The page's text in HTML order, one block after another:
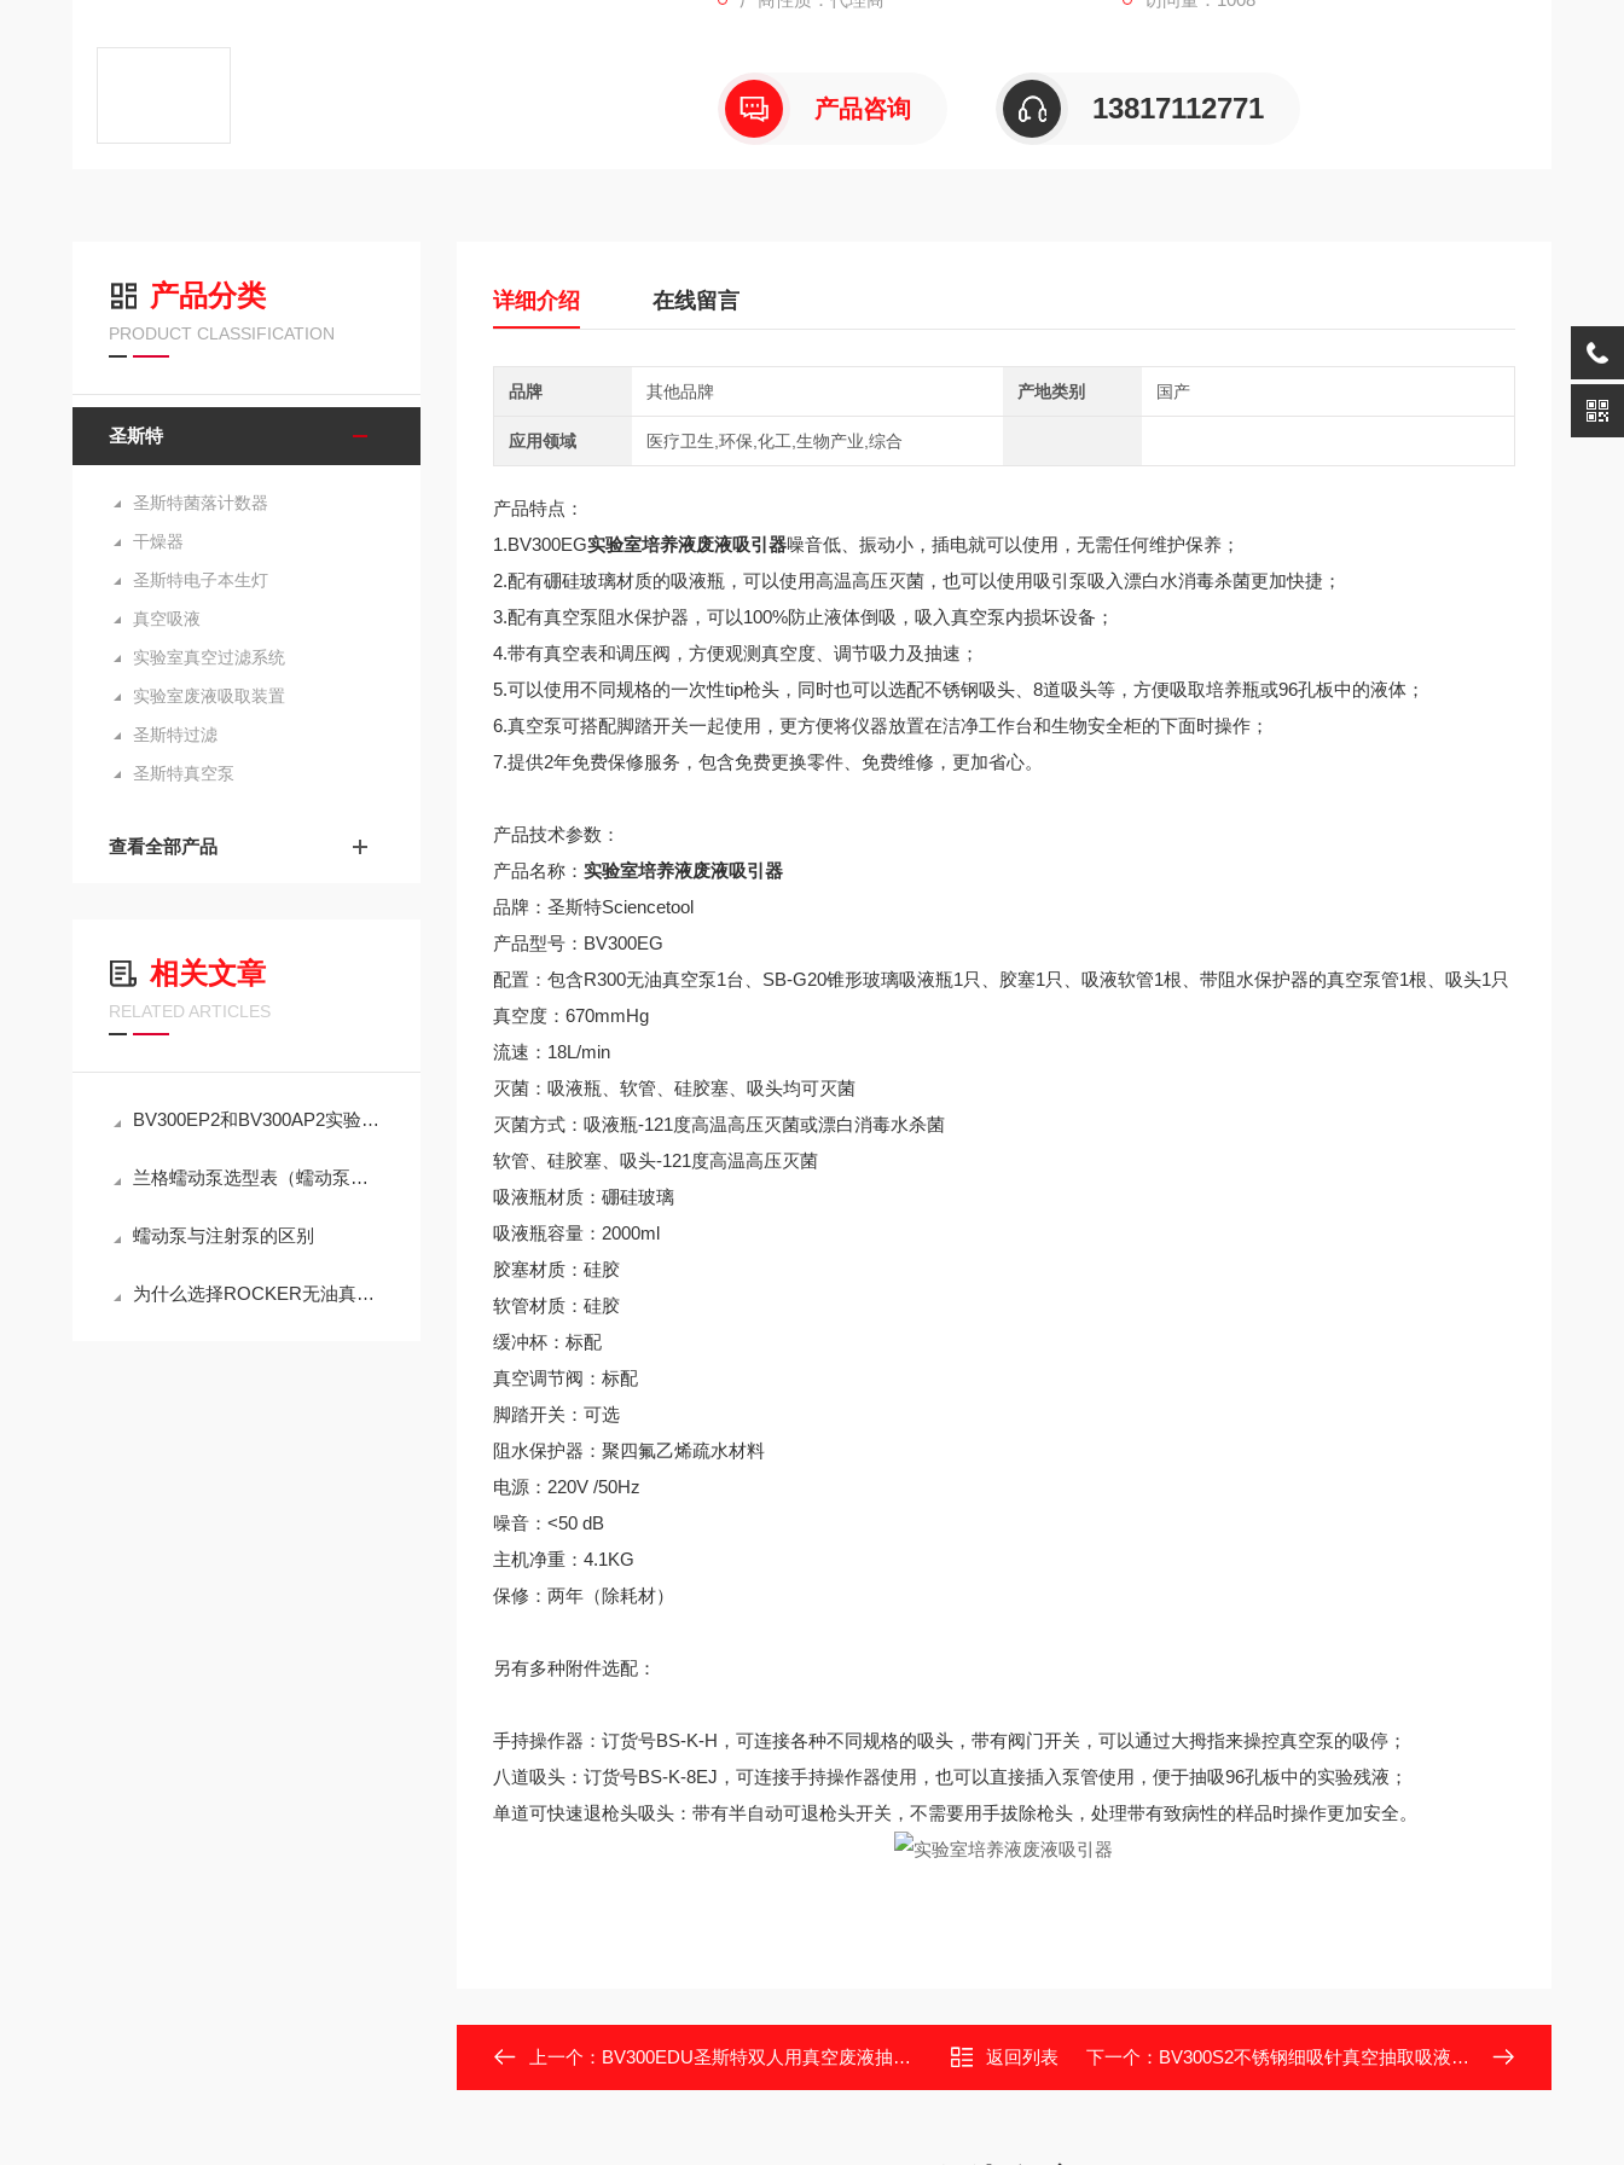
产品咨询 13817112771
详细介绍 在线留言
品牌 其他品牌 产地类别 国产
应用领域 医疗卫生,环保,化工,生物产业,综合
产品特点：
1.BV300EG实验室培养液废液吸引器噪音低、振动小，插电就可以使用，无需任何维护保养；
2.配有硼硅玻璃材质的吸液瓶，可以使用高温高压灭菌，也可以使用吸引泵吸入漂白水消毒杀菌更加快捷；
3.配有真空泵阻水保护器，可以100%防止液体倒吸，吸入真空泵内损坏设备；
4.带有真空表和调压阀，方便观测真空度、调节吸力及抽速；
5.可以使用不同规格的一次性tip枪头，同时也可以选配不锈钢吸头、8道吸头等，方便吸取培养瓶或96孔板中的液体；
6.真空泵可搭配脚踏开关一起使用，更方便将仪器放置在洁净工作台和生物安全柜的下面时操作；
7.提供2年免费保修服务，包含免费更换零件、免费维修，更加省心。
产品技术参数：
产品名称： 实验室培养液废液吸引器
品牌：圣斯特Sciencetool
产品型号：BV300EG
配置：包含R300无油真空泵1台、SB-G20锥形玻璃吸液瓶1只、胶塞1只、吸液软管1根、带阻水保护器的真空泵管1根、吸头1只
真空度：670mmHg
流速：18L/min
灭菌：吸液瓶、软管、硅胶塞、吸头均可灭菌
灭菌方式：吸液瓶-121度高温高压灭菌或漂白消毒水杀菌
软管、硅胶塞、吸头-121度高温高压灭菌
吸液瓶材质：硼硅玻璃
吸液瓶容量：2000ml
胶塞材质：硅胶
软管材质：硅胶
缓冲杯：标配
真空调节阀：标配
脚踏开关：可选
阻水保护器：聚四氟乙烯疏水材料
电源：220V /50Hz
噪音：<50 dB
主机净重：4.1KG
保修：两年（除耗材）
另有多种附件选配：
手持操作器：订货号BS-K-H，可连接各种不同规格的吸头，带有阀门开关，可以通过大拇指来操控真空泵的吸停；
八道吸头：订货号BS-K-8EJ，可连接手持操作器使用，也可以直接插入泵管使用，便于抽吸96孔板中的实验残液；
单道可快速退枪头吸头：带有半自动可退枪头开关，不需要用手拔除枪头，处理带有致病性的样品时操作更加安全。
上一个： BV300EDU圣斯特双人用真空废液抽吸装置 返回列表 下一个： BV300S2不锈钢细吸针真空抽取吸液泵装置
产品分类
PRODUCT CLASSIFICATION
圣斯特
圣斯特菌落计数器
干燥器
圣斯特电子本生灯
真空吸液
实验室真空过滤系统
实验室废液吸取装置
圣斯特过滤
圣斯特真空泵
查看全部产品
相关文章
RELATED ARTICLES
BV300EP2和BV300AP2实验室废液吸取装置连接、使用方法介绍
兰格蠕动泵选型表（蠕动泵型号，泵头，软管，流量范围）
蠕动泵与注射泵的区别
为什么选择ROCKER无油真空泵？核心特点解析